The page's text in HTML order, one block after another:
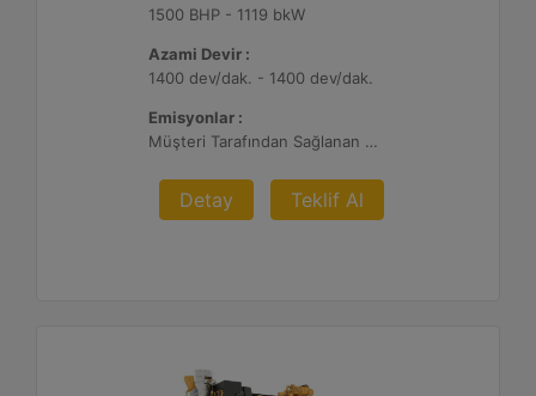
1500 BHP - 1119 bkW
Azami Devir :
1400 dev/dak. - 1400 dev/dak.
Emisyonlar :
Müşteri Tarafından Sağlanan Atık Arıtma ile NSPS Saha Uyumluluğuna Sahiptir, 0,3 g ve 0,5 g/bhp-sa. NOx
Detay Teklif Al